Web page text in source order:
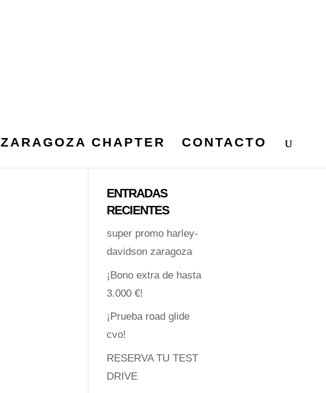
ZARAGOZA CHAPTER CONTACTO
ENTRADAS
RECIENTES
super promo harley-
davidson zaragoza
¡Bono extra de hasta
3.000 €!
¡Prueba road glide
cvo!
RESERVA TU TEST
DRIVE